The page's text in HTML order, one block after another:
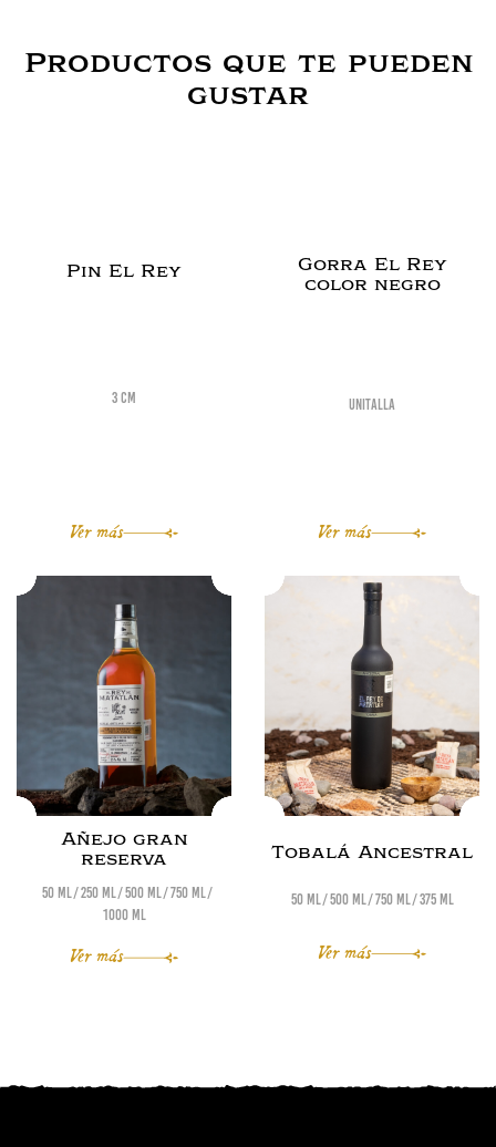
Productos que te pueden
gustar
Pin El Rey
3 cm
Ver más
Gorra El Rey
color negro
Unitalla
Ver más
Añejo gran
reserva
50 ml 250 ml 500 ml 750 ml
1000 ml
Ver más
Tobalá Ancestral
50 ml 500 ml 750 ml 375 ml
Ver más